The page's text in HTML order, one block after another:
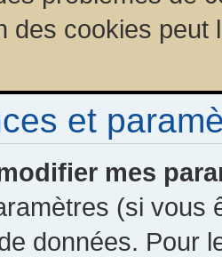
des cookies peut
et
mes
(si vous
données. Pour